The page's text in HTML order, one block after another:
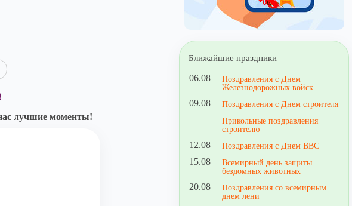
лучшие моменты!
Ближайшие праздники
06.08
Поздравления с Днем
Железнодорожных войск
09.08
Поздравления с Днем строителя
Прикольные поздравления
строителю
12.08 Поздравления с Днем ВВС
15.08
Всемирный день защиты
бездомных животных
20.08
Поздравления со всемирным
днем лени